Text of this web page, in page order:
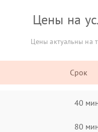
Цены на
Цены актуальны на
Срок
40
80